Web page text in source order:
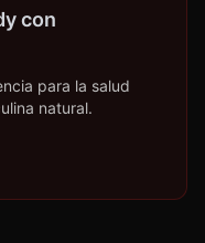
con
para la salud
natural.